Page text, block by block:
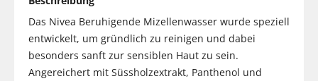
Das Nivea Beruhigende Mizellenwasser wurde speziell
entwickelt, um gründlich zu reinigen und dabei
besonders sanft zur sensiblen Haut zu sein.
Angereichert mit Süssholzextrakt, Panthenol und